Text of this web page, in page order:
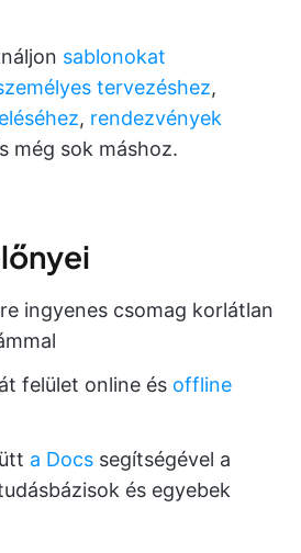
sablonokat
tervezéshez,
, rendezvények
még sok máshoz.
ingyenes csomag korlátlan
felület online és offline
a Docs segítségével a
és egyebek